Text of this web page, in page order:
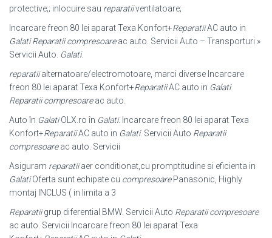
protective;; inlocuire sau reparatiiventilatoare;
Incarcare freon 80 lei aparat Texa Konfort+ReparatiiAC auto in
Galati Reparatii compresoareac auto. Servicii Auto – Transporturi »
Servicii Auto. Galati.
reparatiialternatoare/electromotoare, marci diverse Incarcare
freon 80 lei aparat Texa Konfort+ReparatiiAC auto in Galati
Reparatii compresoareac auto.
Auto în GalatiOLX.ro în Galati. Incarcare freon 80 lei aparat Texa
Konfort+ReparatiiAC auto in Galati. Servicii Auto Reparatii
compresoareac auto. Servicii
Asiguram reparatiiaer conditionat,cu promptitudine si eficienta in
GalatiOferta sunt echipate cu compresoarePanasonic, Highly
montaj INCLUS ( in limita a 3
Reparatiigrup diferential BMW. Servicii Auto Reparatii compresoare
ac auto. Servicii Incarcare freon 80 lei aparat Texa